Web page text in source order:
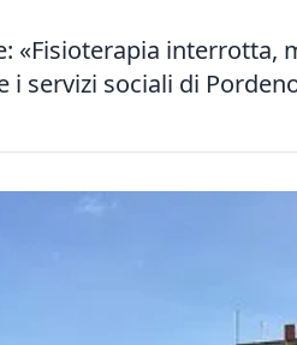
«Fisioterapia interrotta,
i servizi sociali di